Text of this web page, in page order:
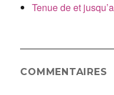
Tenue de et
COMMENTAIRES